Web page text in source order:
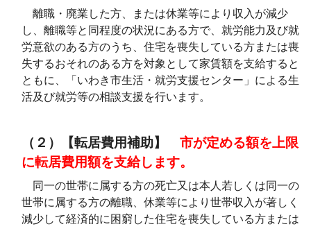
離職・廃業した方、または休業等により収入が減少
し、離職等と同程度の状況にある方で、就労能力及び就
労意欲のある方のうち、住宅を喪失している方または喪
失するおそれのある方を対象として家賃額を支給すると
ともに、「いわき市生活・就労支援センター」による生
活及び就労等の相談支援を行います。
（２）【転居費用補助】市が定める額を上限
に転居費用額を支給します。
同一の世帯に属する方の死亡又は本人若しくは同一の
世帯に属する方の離職、休業等により世帯収入が著しく
減少して経済的に困窮した住宅を喪失している方または